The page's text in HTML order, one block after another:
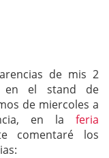
de mis 2
en el stand de
de miercoles a
en la feria
comentaré los